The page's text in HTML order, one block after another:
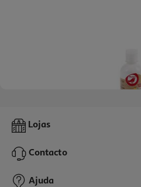
Guache Auchan Branco 250ml Chicky
1,99 €
Lojas
Contacto
Ajuda